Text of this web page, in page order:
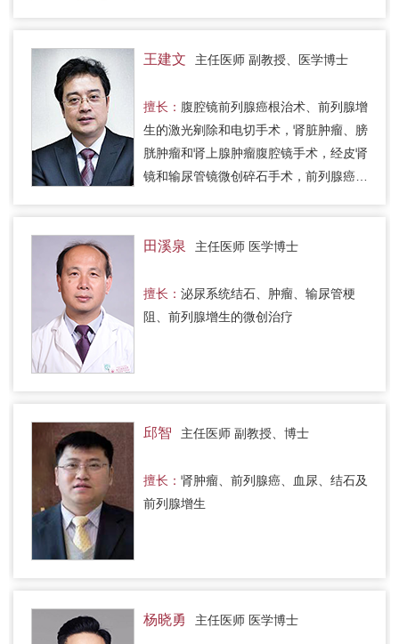
王建文 主任医师 副教授、医学博士
擅长： 腹腔镜前列腺癌根治术、前列腺增
生的激光剜除和电切手术，肾脏肿瘤、膀
胱肿瘤和肾上腺肿瘤腹腔镜手术，经皮肾
镜和输尿管镜微创碎石手术，前列腺癌早
田溪泉 主任医师 医学博士
擅长： 泌尿系统结石、肿瘤、输尿管梗
阻、前列腺增生的微创治疗
邱智 主任医师 副教授、博士
擅长： 肾肿瘤、前列腺癌、血尿、结石及
前列腺增生
杨晓勇 主任医师 医学博士